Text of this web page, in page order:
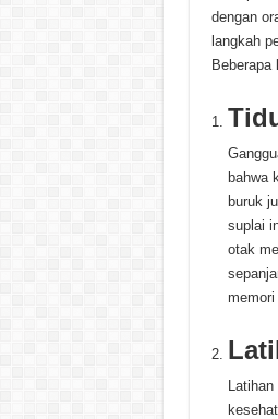
dengan
langkah
Beberapa
bahwa
buruk
suplai
otak